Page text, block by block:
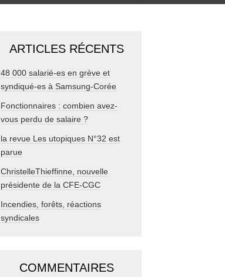
ARTICLES RÉCENTS
48 000 salarié-es en grève et
syndiqué-es à Samsung-Corée
Fonctionnaires : combien avez-
vous perdu de salaire ?
la revue Les utopiques N°32 est
parue
ChristelleThieffinne, nouvelle
présidente de la CFE-CGC
Incendies, forêts, réactions
syndicales
COMMENTAIRES